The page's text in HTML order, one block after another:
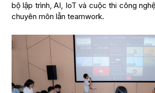
bộ lập trình, AI, IoT và cuộc thi công
chuyên môn lẫn teamwork.